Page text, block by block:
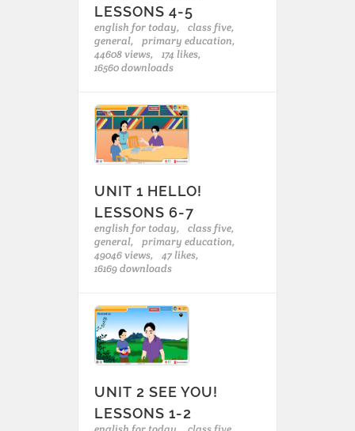
LESSONS 4-5
english for today,
class five,
general,
primary education,
44608 views,
174 likes,
16560 downloads
UNIT 1 HELLO!
LESSONS 6-7
english for today,
class five,
general,
primary education,
49046 views,
47 likes,
16169 downloads
UNIT 2 SEE YOU!
LESSONS 1-2